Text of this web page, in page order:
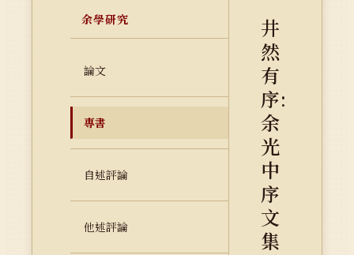
余學研究
論文
專書
自述評論
他述評論
井
然
有
序:
余
光
中
序
文
集